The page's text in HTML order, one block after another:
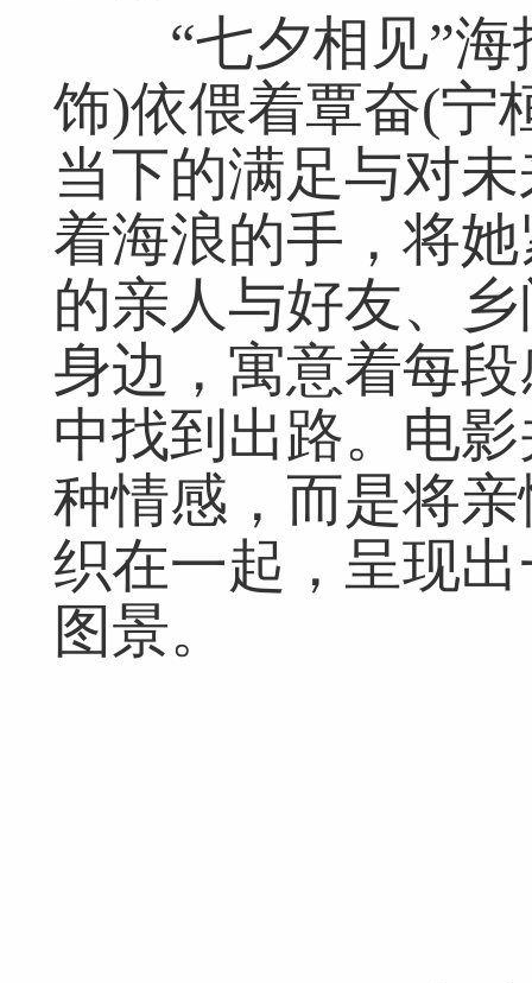
“七夕相见”海
饰)依偎着覃奋(宁
当下的满足与对
着海浪的手，将
的亲人与好友、
身边，寓意着每
中找到出路。电
种情感，而是将
织在一起，呈现
图景。